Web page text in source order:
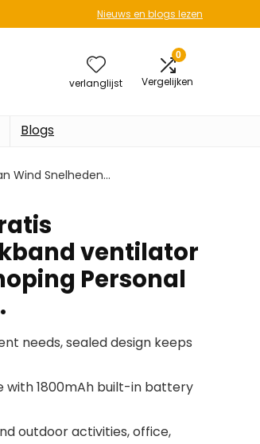
Nieuws en blogs lezen
verlanglijst
0
Vergelijken
Blogs
Wind Snelheden…
ventilator
Personal
needs, sealed design keeps
with 1800mAh built-in battery
outdoor activities, office,